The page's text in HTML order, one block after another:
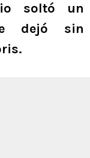
soltó un
dejó sin